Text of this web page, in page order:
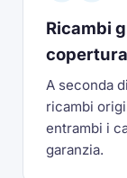
Ricambi
copertura
A seconda
ricambi
entrambi i
garanzia.